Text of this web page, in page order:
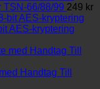
TSN-66/88/99 249 kr
AES-kryptering
Handtag Till